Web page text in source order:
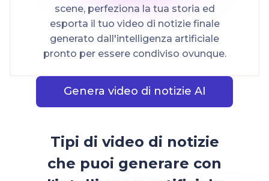
scene, perfeziona la tua storia ed
esporta il tuo video di notizie finale
generato dall'intelligenza artificiale
pronto per essere condiviso ovunque.
Genera video di notizie AI
Tipi di video di notizie
che puoi generare con